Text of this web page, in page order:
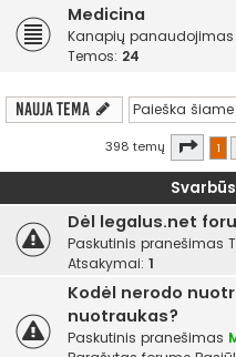
Medicina
Kanapių
Temos: 24
Nauja tema
398 temų 1
Dėl legalus.net
Paskutinis pranešimas
Atsakymai: 1
Kodėl nerodo
nuotraukas?
Paskutinis pranešimas